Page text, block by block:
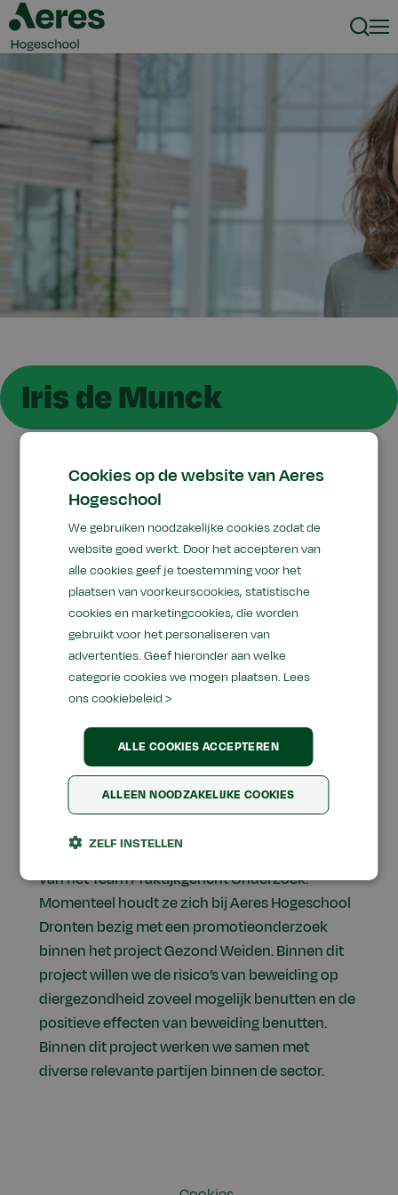
Iris de Munck
Functie: Promovendus
Lectoraat:Grasland en Beweiding&
Management van Rundergezondheid
Email:i.de.munck@aeres.nl
Telefoon:
06 434 167 70
Social:LinkedIn
Over Iris de Munck
Iris de Munck heeft in 2021 haar master Animal
Sciences aan de Wageningen Universiteit
afgerond. Sinds februari 2022 maakt ze deel uit
van het Team Praktijkgericht Onderzoek.
Momenteel houdt ze zich bij Aeres Hogeschool
Dronten bezig met een promotieonderzoek
binnen het project Gezond Weiden. Binnen dit
project willen we de risico’s van beweiding op
diergezondheid zoveel mogelijk benutten en de
positieve effecten van beweiding benutten.
Binnen dit project werken we samen met
diverse relevante partijen binnen de sector.
Cookies op de website van Aeres
Hogeschool
We gebruiken noodzakelijke cookies zodat de
website goed werkt. Door het accepteren van
alle cookies geef je toestemming voor het
plaatsen van voorkeurscookies, statistische
cookies en marketingcookies, die worden
gebruikt voor het personaliseren van
advertenties. Geef hieronder aan welke
categorie cookies we mogen plaatsen. Lees
ons cookiebeleid >
ALLE COOKIES ACCEPTEREN
ALLEEN NOODZAKELIJKE COOKIES
ZELF INSTELLEN